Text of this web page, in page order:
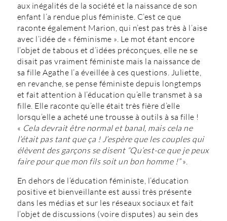
aux inégalités de la société et la naissance de son
enfant l’a rendue plus féministe. C’est ce que
raconte également Marion, qui n’est pas très à l’aise
avec l’idée de « féminisme ». Le mot étant encore
l’objet de tabous et d’idées préconçues, elle ne se
disait pas vraiment féministe mais la naissance de
sa fille Agathe l’a éveillée à ces questions. Juliette,
en revanche, se pense féministe depuis longtemps
et fait attention à l’éducation qu’elle transmet à sa
fille. Elle raconte qu’elle était très fière d’elle
lorsqu’elle a acheté une trousse à outils à sa fille !
« Cela devrait être normal et banal, mais cela ne
l’était pas tant que ça ! J’espère que les couples qui
élèvent des garçons se disent “Qu’est-ce que je peux
faire pour que mon fils soit un bon homme !”».
En dehors de l’éducation féministe, l’éducation
positive et bienveillante est aussi très présente
dans les médias et sur les réseaux sociaux et fait
l’objet de discussions (voire disputes) au sein des